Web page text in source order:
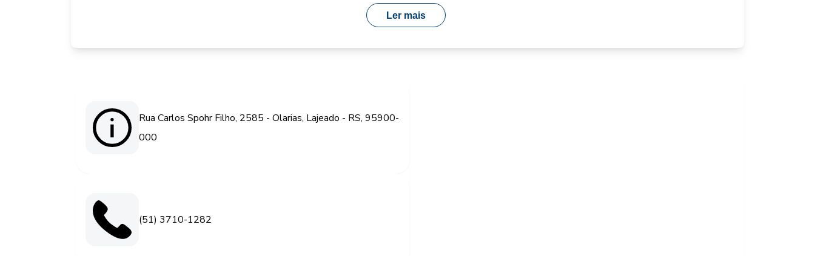
Ler mais
Rua Carlos Spohr Filho, 2585 - Olarias, Lajeado - RS, 95900-
000
(51) 3710-1282